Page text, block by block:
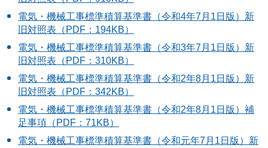
電気・機械工事標準積算基準書（令和4年7月1日版）新
旧対照表（PDF：194KB）
電気・機械工事標準積算基準書（令和3年7月1日版）新
旧対照表（PDF：310KB）
電気・機械工事標準積算基準書（令和2年8月1日版）新
旧対照表（PDF：342KB）
電気・機械工事標準積算基準書（令和2年8月1日版）補
足事項（PDF：71KB）
電気・機械工事標準積算基準書（令和元年7月1日版）新